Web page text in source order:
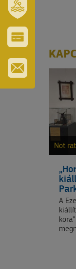
I
REGION
ERZSÉBET
GYÓGYFÜRDŐ
ÉS
TURISZTIKAI
KÁRTYA
PRIJAVITE
Not
A